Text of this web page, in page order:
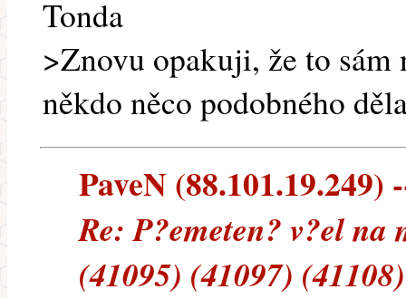
Tonda
>Znovu opakuji, že to sám
někdo něco podobného
PaveN (88.101.19.249)
Re: P?emeten? v?el na
(41095) (41097) (41108)